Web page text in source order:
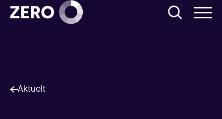
Aktuelt